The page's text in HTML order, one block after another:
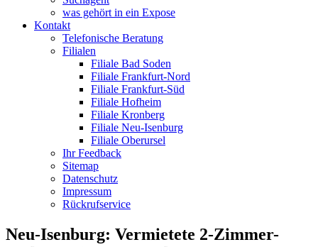
was gehört in ein Expose
Kontakt
Telefonische Beratung
Filialen
Filiale Bad Soden
Filiale Frankfurt-Nord
Filiale Frankfurt-Süd
Filiale Hofheim
Filiale Kronberg
Filiale Neu-Isenburg
Filiale Oberursel
Ihr Feedback
Sitemap
Datenschutz
Impressum
Rückrufservice
Neu-Isenburg: Vermietete 2-Zimmer-